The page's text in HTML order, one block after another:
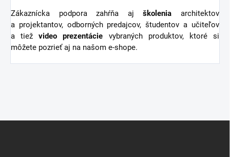
Zákaznícka podpora zahŕňa ajškolenia architektov
a projektantov, odborných predajcov, študentov a učiteľov
a tiežvideo prezentácie vybraných produktov, ktoré si
môžete pozrieť aj na našom e-shope.